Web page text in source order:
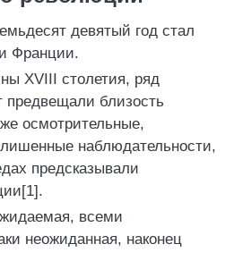
девятый год стал
Франции.
XVIII столетия, ряд
предвещали близость
осмотрительные,
наблюдательности,
предсказывали
всеми
неожиданная, наконец